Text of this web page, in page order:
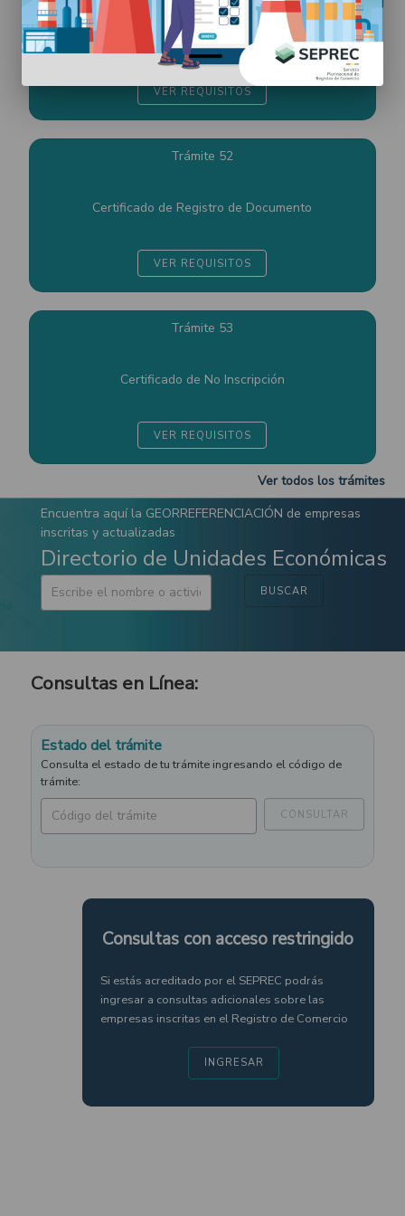
Certificado de Inscripción de Sociedad Comercial o
Comerciante Individual
VER REQUISITOS
Trámite 52
Certificado de Registro de Documento
VER REQUISITOS
Trámite 53
Certificado de No Inscripción
VER REQUISITOS
Ver todos los trámites
Encuentra aquí la GEORREFERENCIACIÓN de empresas
inscritas y actualizadas
Directorio de Unidades Económicas
BUSCAR
Consultas en Línea:
Estado del trámite
Consulta el estado de tu trámite ingresando el código de
trámite:
CONSULTAR
Consultas con acceso restringido
Si estás acreditado por el SEPREC podrás
ingresar a consultas adicionales sobre las
empresas inscritas en el Registro de Comercio
INGRESAR